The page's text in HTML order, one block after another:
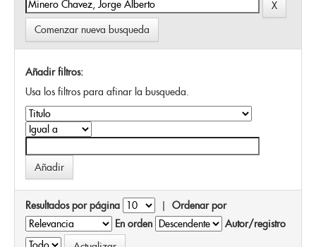
Comenzar nueva busqueda
Añadir filtros:
Usa los filtros para afinar la busqueda.
Resultados por página | Ordenar por
En orden
Autor/registro